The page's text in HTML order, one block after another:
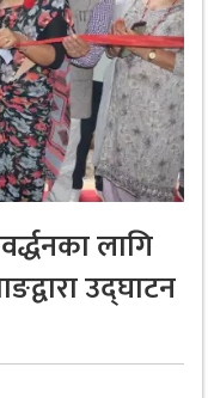
लागि
उद्घाटन